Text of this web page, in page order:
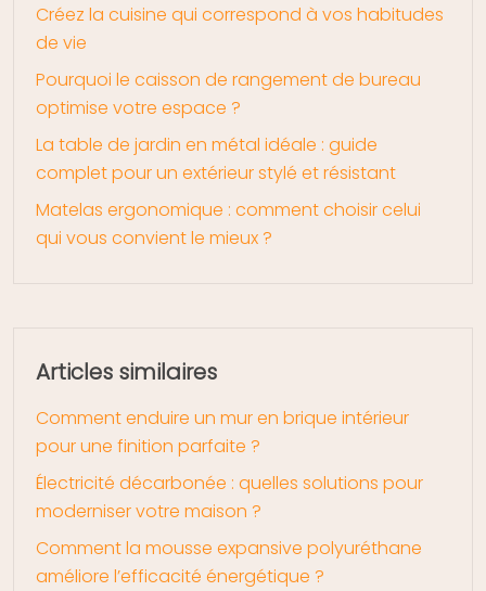
Créez la cuisine qui correspond à vos habitudes
de vie
Pourquoi le caisson de rangement de bureau
optimise votre espace ?
La table de jardin en métal idéale : guide
complet pour un extérieur stylé et résistant
Matelas ergonomique : comment choisir celui
qui vous convient le mieux ?
Articles similaires
Comment enduire un mur en brique intérieur
pour une finition parfaite ?
Électricité décarbonée : quelles solutions pour
moderniser votre maison ?
Comment la mousse expansive polyuréthane
améliore l’efficacité énergétique ?